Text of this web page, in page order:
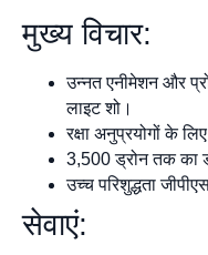
मुख्य विचार:
उन्नत एनीमेशन और
लाइट शो।
रक्षा अनुप्रयोगों के लिए
3,500 ड्रोन तक का
उच्च परिशुद्धता
सेवाएं: